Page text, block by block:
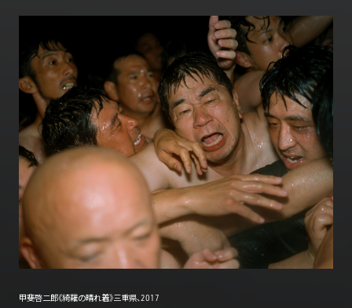
甲斐啓二郎《綺羅の晴れ着》三重県、2017